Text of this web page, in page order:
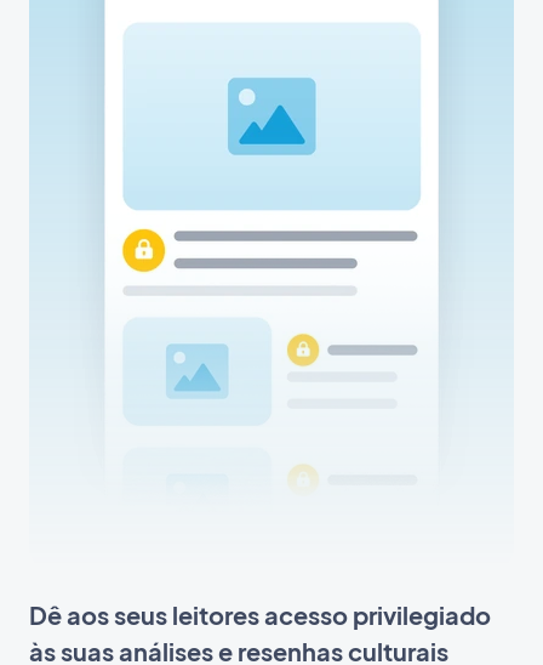
Dê aos seus leitores acesso privilegiado
às suas análises e resenhas culturais